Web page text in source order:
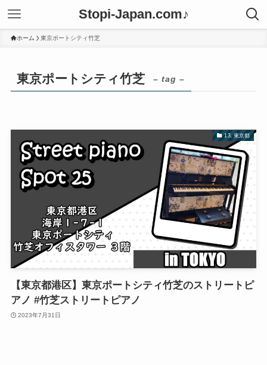
Stopi-Japan.com♪
ホーム 東京ポートシティ竹芝
東京ポートシティ竹芝 – tag –
13. 東京都
【東京都港区】東京ポートシティ竹芝のストリートピ
アノ #竹芝ストリートピアノ
2023年7月31日